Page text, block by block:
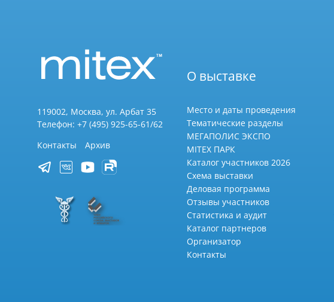
119002, Москва, ул. Арбат 35
Телефон: +7 (495) 925-65-61/62
Контакты
Архив
О выставке
Место и даты проведения
Тематические разделы
МЕГАПОЛИС ЭКСПО
MITEX ПАРК
Каталог участников 2026
Схема выставки
Деловая программа
Отзывы участников
Статистика и аудит
Каталог партнеров
Организатор
Контакты